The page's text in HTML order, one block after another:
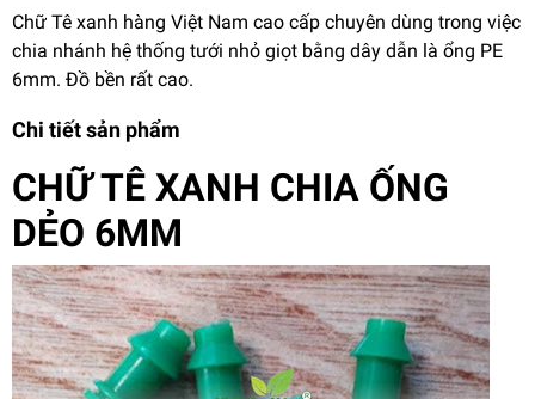
Chữ Tê xanh hàng Việt Nam cao cấp chuyên dùng trong việc
chia nhánh hệ thống tưới nhỏ giọt bằng dây dẫn là ổng PE
6mm. Đồ bền rất cao.
Chi tiết sản phẩm
CHỮ TÊ XANH CHIA ỐNG
DẺO 6MM